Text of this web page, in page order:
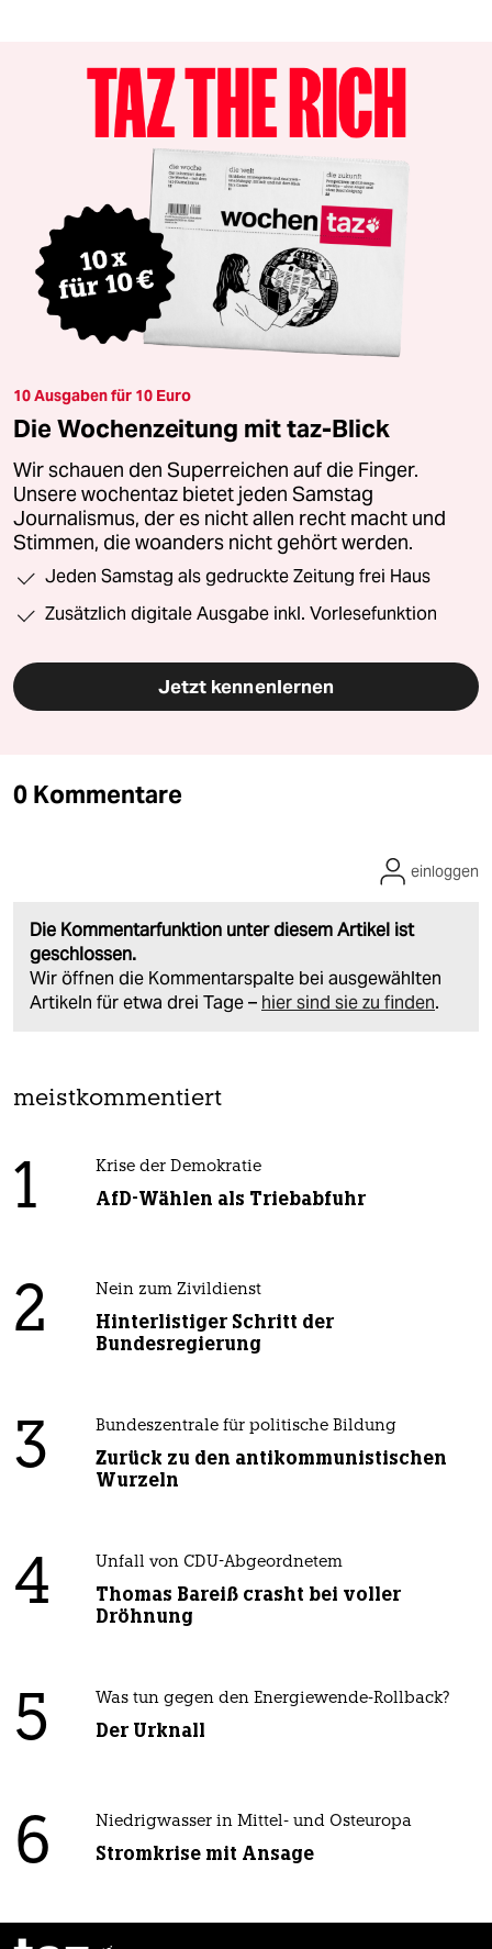
10 Ausgaben für 10 Euro
Die Wochenzeitung mit taz-Blick
Wir schauen den Superreichen auf die Finger.
Unsere wochentaz bietet jeden Samstag
Journalismus, der es nicht allen recht macht und
Stimmen, die woanders nicht gehört werden.
Jeden Samstag als gedruckte Zeitung frei Haus
Zusätzlich digitale Ausgabe inkl. Vorlesefunktion
Jetzt kennenlernen
0 Kommentare
Die Kommentarfunktion unter diesem Artikel ist
geschlossen.
Wir öffnen die Kommentarspalte bei ausgewählten
Artikeln für etwa drei Tage – hier sind sie zu finden.
einloggen
meistkommentiert
1 Krise der Demokratie
AfD-Wählen als Triebabfuhr
2 Nein zum Zivildienst
Hinterlistiger Schritt der
Bundesregierung
3 Bundeszentrale für politische Bildung
Zurück zu den antikommunistischen
Wurzeln
4 Unfall von CDU-Abgeordnetem
Thomas Bareiß crasht bei voller
Dröhnung
5 Was tun gegen den Energiewende-Rollback?
Der Urknall
6 Niedrigwasser in Mittel- und Osteuropa
Stromkrise mit Ansage